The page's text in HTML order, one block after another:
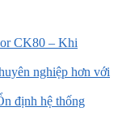
CK80 – Khi
nghiệp hơn với
định hệ thống